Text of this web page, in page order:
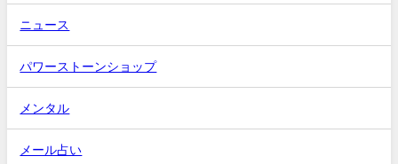
ニュース
パワーストーンショップ
メンタル
メール占い